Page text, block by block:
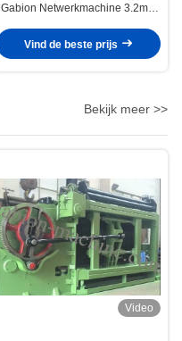
Gabion Netwerkmachine 3.2mm
Vind de beste prijs
Bekijk meer >>
Video